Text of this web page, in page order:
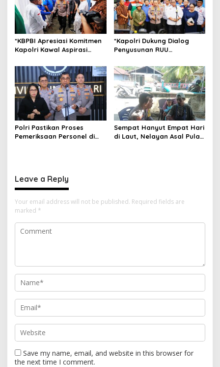
*KBPBI Apresiasi Komitmen
Kapolri Kawal Aspirasi
Ketenagakerjaan*
*Kapolri Dukung Dialog
Penyusunan RUU
Jembatan Aspirasi Buruh*
Polri Pastikan Proses
Pemeriksaan Personel di
Sempat Hanyut Empat Hari
di Laut, Nelayan Asal Pulau
Leave a Reply
Your email address will not be published. Required fields are
marked *
Save my name, email, and website in this browser for
the next time I comment.